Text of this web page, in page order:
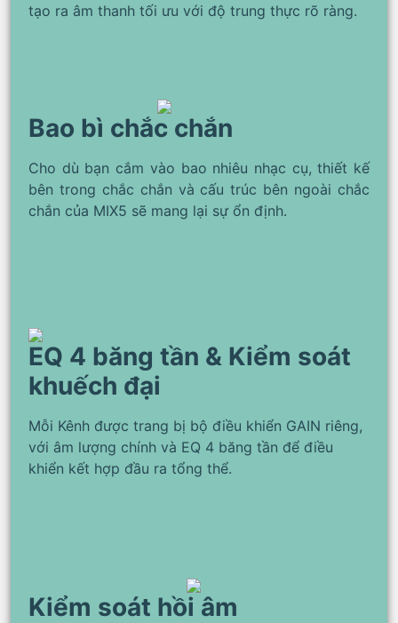
tạo ra âm thanh tối ưu với độ trung thực rõ ràng.
Bao bì chắc chắn
Cho dù bạn cắm vào bao nhiêu nhạc cụ, thiết kế
bên trong chắc chắn và cấu trúc bên ngoài chắc
chắn của MIX5 sẽ mang lại sự ổn định.
EQ 4 băng tần & Kiểm soát
khuếch đại
Mỗi Kênh được trang bị bộ điều khiển GAIN riêng,
với âm lượng chính và EQ 4 băng tần để điều
khiển kết hợp đầu ra tổng thể.
Kiểm soát hồi âm